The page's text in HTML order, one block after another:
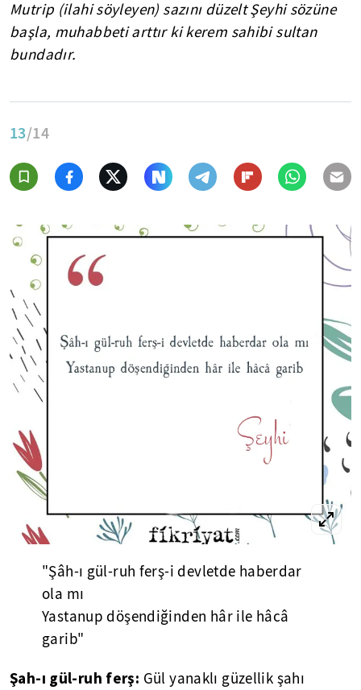
Mutrip (ilahi söyleyen) sazını düzelt Şeyhi sözüne
başla, muhabbeti arttır ki kerem sahibi sultan
bundadır.
13/14
"Şâh-ı gül-ruh ferş-i devletde haberdar
ola mı
Yastanup döşendiğinden hâr ile hâcâ
garib"
Şah-ı gül-ruh ferş: Gül yanaklı güzellik şahı